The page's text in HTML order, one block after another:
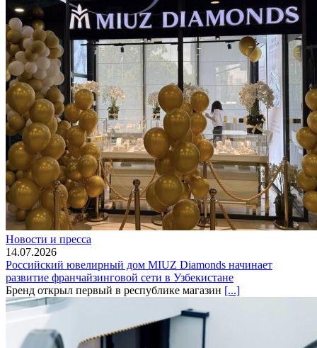
Новости и пресса
14.07.2026
Российский ювелирный дом MIUZ Diamonds начинает
развитие франчайзинговой сети в Узбекистане
Бренд открыл первый в республике магазин [...]